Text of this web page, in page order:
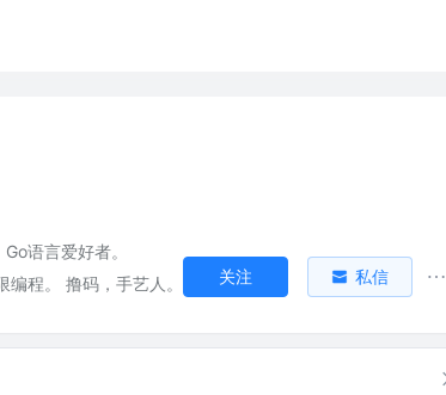
语言爱好者。
程。 撸码，手艺人。
关注 私信